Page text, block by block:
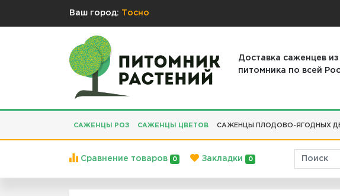
Ваш город: Тосно
Доставка саженцев из
питомника по всей
САЖЕНЦЫ РОЗ САЖЕНЦЫ ЦВЕТОВ САЖЕНЦЫ ПЛОДОВО-ЯГОДНЫХ
Сравнение товаров 0 Закладки 0